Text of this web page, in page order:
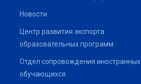
Новости
Центр развития экспорта
образовательных программ
Отдел сопровождения иностранных
обучающихся